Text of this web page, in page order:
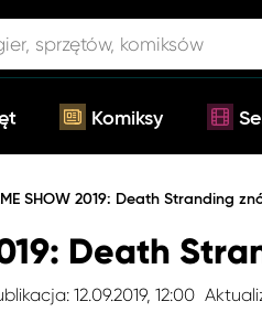
Komiksy
SHOW 2019: Death Stranding
Death
12.09.2019, 12:00